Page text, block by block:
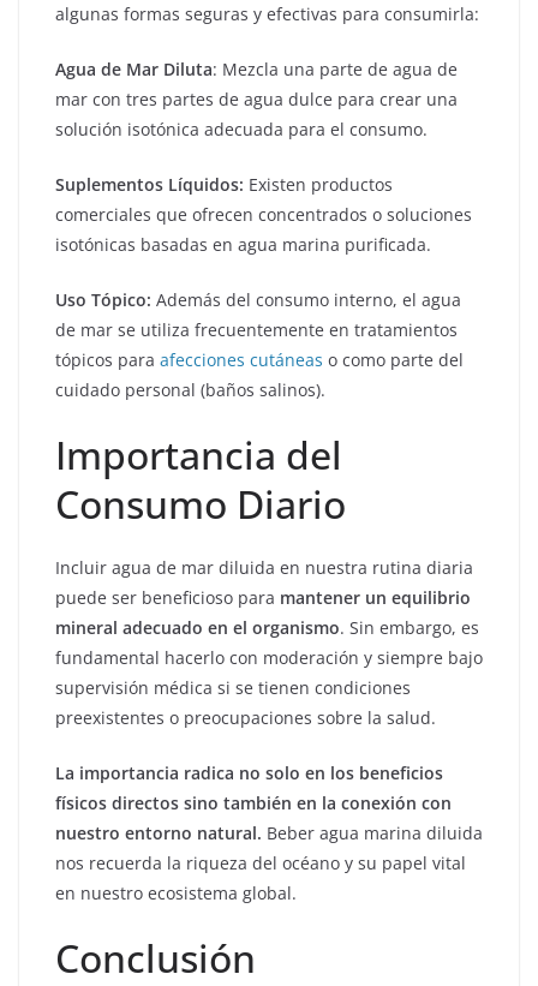
algunas formas seguras y efectivas para consumirla:
Agua de Mar Diluta: Mezcla una parte de agua de
mar con tres partes de agua dulce para crear una
solución isotónica adecuada para el consumo.
Suplementos Líquidos: Existen productos
comerciales que ofrecen concentrados o soluciones
isotónicas basadas en agua marina purificada.
Uso Tópico: Además del consumo interno, el agua
de mar se utiliza frecuentemente en tratamientos
tópicos para afecciones cutáneas o como parte del
cuidado personal (baños salinos).
Importancia del
Consumo Diario
Incluir agua de mar diluida en nuestra rutina diaria
puede ser beneficioso para mantener un equilibrio
mineral adecuado en el organismo. Sin embargo, es
fundamental hacerlo con moderación y siempre bajo
supervisión médica si se tienen condiciones
preexistentes o preocupaciones sobre la salud.
La importancia radica no solo en los beneficios
físicos directos sino también en la conexión con
nuestro entorno natural. Beber agua marina diluida
nos recuerda la riqueza del océano y su papel vital
en nuestro ecosistema global.
Conclusión